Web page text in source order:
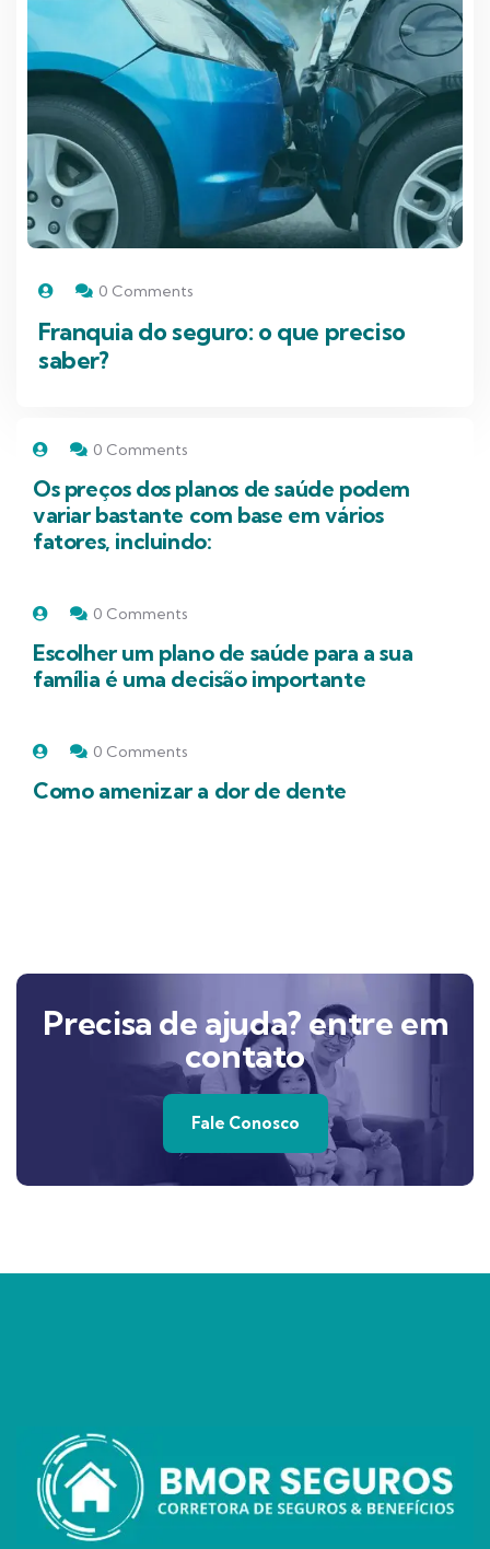
0 Comments
Franquia do seguro: o que preciso
saber?
0 Comments
Os preços dos planos de saúde podem
variar bastante com base em vários
fatores, incluindo:
0 Comments
Escolher um plano de saúde para a sua
família é uma decisão importante
0 Comments
Como amenizar a dor de dente
Precisa de ajuda? entre em
contato
Fale Conosco